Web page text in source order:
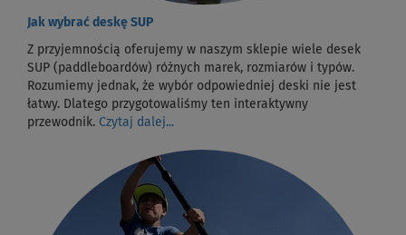
Jak wybrać deskę SUP
Z przyjemnością oferujemy w naszym sklepie wiele desek
SUP (paddleboardów) różnych marek, rozmiarów i typów.
Rozumiemy jednak, że wybór odpowiedniej deski nie jest
łatwy. Dlatego przygotowaliśmy ten interaktywny
przewodnik. Czytaj dalej...